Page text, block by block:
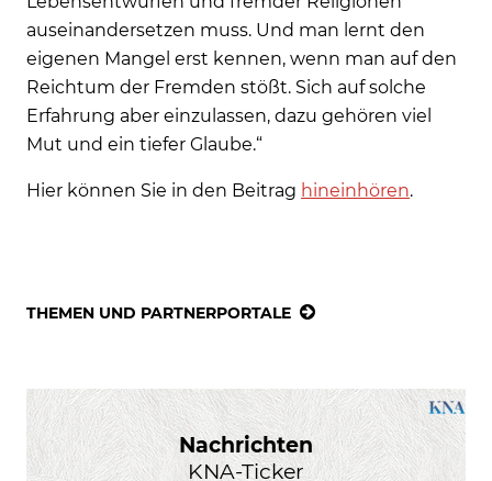
auseinandersetzen muss. Und man lernt den
eigenen Mangel erst kennen, wenn man auf den
Reichtum der Fremden stößt. Sich auf solche
Erfahrung aber einzulassen, dazu gehören viel
Mut und ein tiefer Glaube.“
Hier können Sie in den Beitrag hineinhören.
THEMEN UND PARTNERPORTALE
Nachrichten
KNA-Ticker